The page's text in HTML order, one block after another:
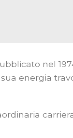
nel
energia